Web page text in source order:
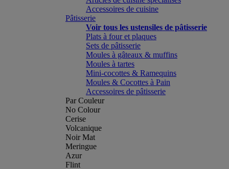
Accessoires de cuisine
Pâtisserie
Voir tous les ustensiles de pâtisserie
Plats à four et plaques
Sets de pâtisserie
Moules à gâteaux & muffins
Moules à tartes
Mini-cocottes & Ramequins
Moules & Cocottes à Pain
Accessoires de pâtisserie
Par Couleur
No Colour
Cerise
Volcanique
Noir Mat
Meringue
Azur
Flint